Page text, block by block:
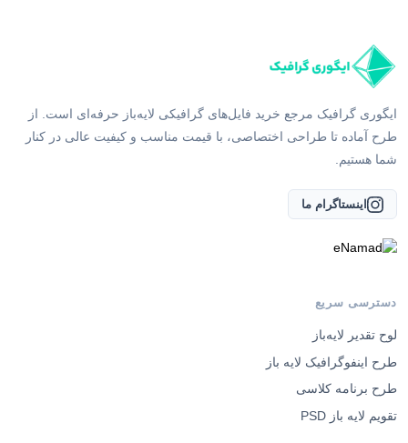
ایگوری گرافیک مرجع خرید فایل‌های گرافیکی لایه‌باز حرفه‌ای است. از
طرح آماده تا طراحی اختصاصی، با قیمت مناسب و کیفیت عالی در کنار
شما هستیم.
اینستاگرام ما
دسترسی سریع
لوح تقدیر لایه‌باز
طرح اینفوگرافیک لایه باز
طرح برنامه کلاسی
تقویم لایه باز PSD